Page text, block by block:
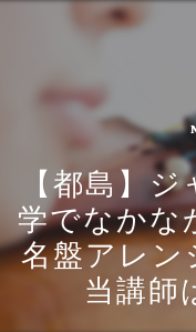
【都島】
学でなかな
名盤アレン
当講師